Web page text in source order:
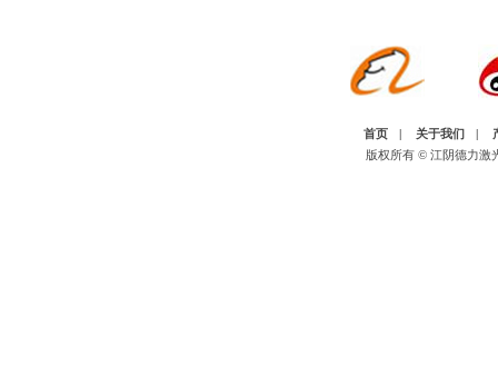
首页 | 关于我们 |
版权所有 © 江阴德力激